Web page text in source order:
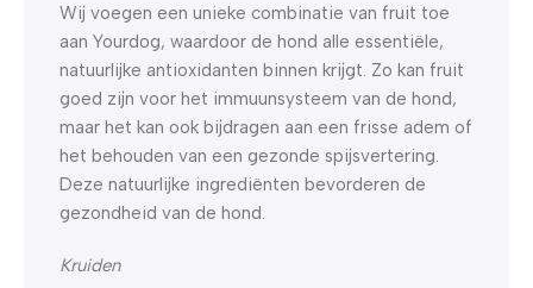
Wij voegen een unieke combinatie van fruit toe
aan Yourdog, waardoor de hond alle essentiële,
natuurlijke antioxidanten binnen krijgt. Zo kan fruit
goed zijn voor het immuunsysteem van de hond,
maar het kan ook bijdragen aan een frisse adem of
het behouden van een gezonde spijsvertering.
Deze natuurlijke ingrediënten bevorderen de
gezondheid van de hond.
Kruiden